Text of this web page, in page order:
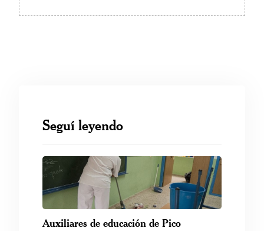
Seguí leyendo
Auxiliares de educación de Pico